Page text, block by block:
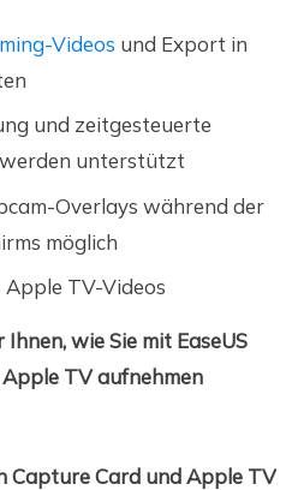
Videos und Export in
und zeitgesteuerte
unterstützt
Overlays während der
möglich
Apple TV-Videos
wie Sie mit EaseUS
TV aufnehmen
Capture Card und Apple TV